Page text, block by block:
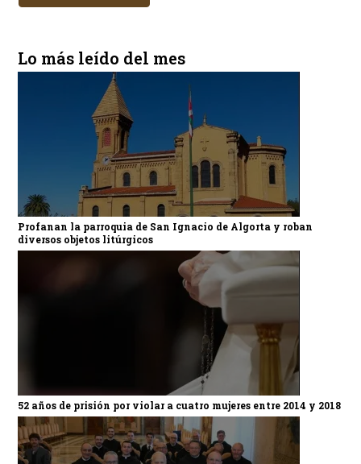
Lo más leído del mes
Profanan la parroquia de San Ignacio de Algorta y roban
diversos objetos litúrgicos
52 años de prisión por violar a cuatro mujeres entre 2014 y 2018